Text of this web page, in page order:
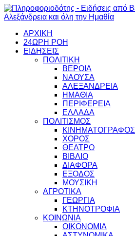
ΑΡΧΙΚΗ
24ΩΡΗ ΡΟΗ
ΕΙΔΗΣΕΙΣ
ΠΟΛΙΤΙΚΗ
ΒΕΡΟΙΑ
ΝΑΟΥΣΑ
ΑΛΕΞΑΝΔΡΕΙΑ
ΗΜΑΘΙΑ
ΠΕΡΙΦΕΡΕΙΑ
ΕΛΛΑΔΑ
ΠΟΛΙΤΙΣΜΟΣ
ΚΙΝΗΜΑΤΟΓΡΑΦΟΣ
ΧΟΡΟΣ
ΘΕΑΤΡΟ
ΒΙΒΛΙΟ
ΔΙΑΦΟΡΑ
ΕΞΟΔΟΣ
ΜΟΥΣΙΚΗ
ΑΓΡΟΤΙΚΑ
ΓΕΩΡΓΙΑ
ΚΤΗΝΟΤΡΟΦΙΑ
ΚΟΙΝΩΝΙΑ
ΟΙΚΟΝΟΜΙΑ